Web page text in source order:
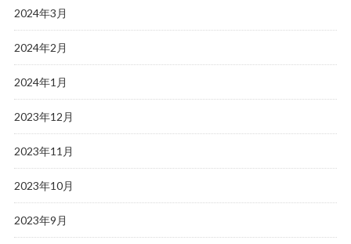
2024年3月
2024年2月
2024年1月
2023年12月
2023年11月
2023年10月
2023年9月